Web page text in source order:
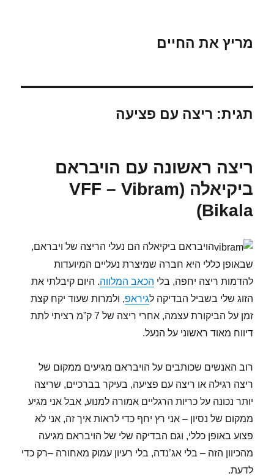
מריץ את החיים
תגית: ריצה עם פציעה
ריצה ראשונה עם הויבראם
ביקיאלה (VFF – Vibram
Bikala)
הויבראם ביקיאלה הם נעלי הריצה של ויבראם,
שבאופן כללי היא חברה שמיצרת נעליים המיועדות
להדמות ריצה יחפה, בלי הכאב המלווה. היום קיבלתי את
הזוג שלי בשביל הבדיקה לגיראפ, ולמרות שעוד יקח קצת
זמן על הביקורת עצמה, אחרי ריצה של 7 ק”מ רציתי לתת
דיווח מאוד ראשוני על הנעל.
רוב האנשים שכותבים על הויבראם מגיעים ממקום של
ריצה רגילה או ריצה עם פציעה, בעיקר בברכיים, שריצה
יותר נכונה על כריות הרגליים אמורה למנוע, אבל אני מגיע
ממקום של נסיון – אני רץ יחף כדי לראות איך זה, אני לא
פצוע באופן כללי, וגם הבדיקה שלי של הויבראם מגיעה
מהכיוון הזה – בלי אג’נדה, בלי רעיון עמוק מאחורה –רק כדי
לדעת.